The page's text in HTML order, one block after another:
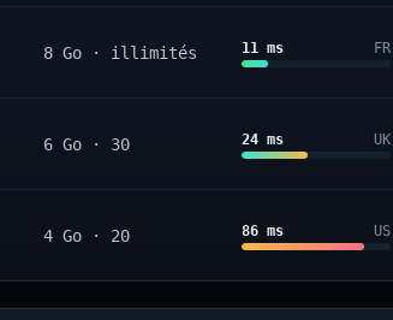
8 Go · illimités 11 ms FR
6 Go · 30 24 ms UK
4 Go · 20 86 ms US